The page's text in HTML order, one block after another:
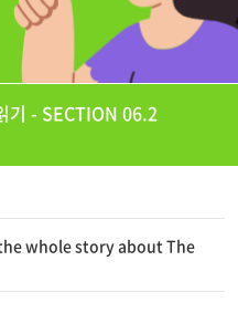
기 - SECTION 06.2
whole story about The